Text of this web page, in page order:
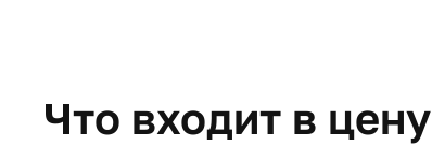
Что входит в цену